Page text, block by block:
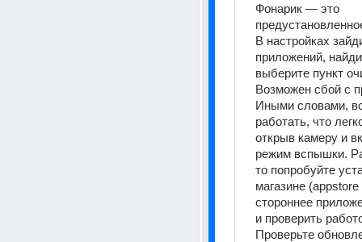
Фонарик — это
В настройках
приложений,
выберите пункт
Возможен сбой с
Иными словами,
работать, что
открыв камеру и
режим вспышки.
то попробуйте
магазине
стороннее
и проверить
Проверьте